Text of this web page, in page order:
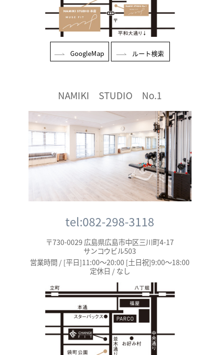
GoogleMap ルート検索
NAMIKI STUDIO No.1
tel:082-298-3118
〒730-0029 広島県広島市中区三川町4-17
サンコウビル503
営業時間 / [平日]11:00～20:00 [土日祝]9:00～18:00
定休日 / なし